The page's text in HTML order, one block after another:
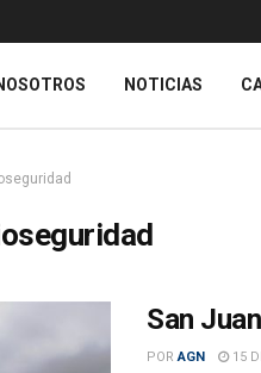
NOTICIAS
San
POR AGN 15